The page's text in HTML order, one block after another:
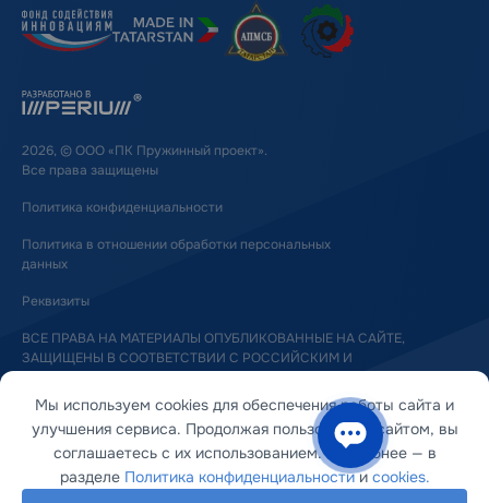
2026, © ООО «ПК Пружинный проект».
Все права защищены
Политика конфиденциальности
Политика в отношении обработки персональных
данных
Реквизиты
ВСЕ ПРАВА НА МАТЕРИАЛЫ ОПУБЛИКОВАННЫЕ НА САЙТЕ,
ЗАЩИЩЕНЫ В СООТВЕТСТВИИ С РОССИЙСКИМ И
И СМЕЖНЫХ ПРАВАХ
Мы используем cookies для обеспечения работы сайта и
улучшения сервиса. Продолжая пользоваться сайтом, вы
соглашаетесь с их использованием. Подробнее — в
разделе Политика конфиденциальностии cookies.